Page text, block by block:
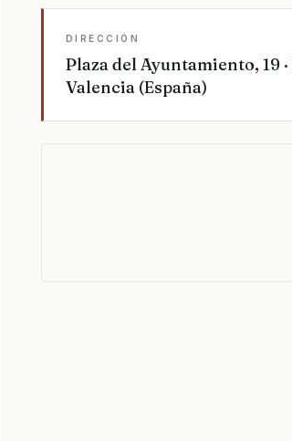
DIRECCIÓN
Plaza del Ayuntamiento, 19 ·
Valencia (España)